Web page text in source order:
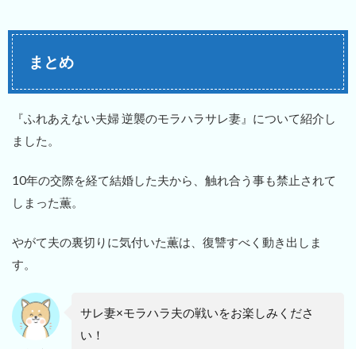
まとめ
『ふれあえない夫婦 逆襲のモラハラサレ妻』について紹介し
ました。
10年の交際を経て結婚した夫から、触れ合う事も禁止されて
しまった薫。
やがて夫の裏切りに気付いた薫は、復讐すべく動き出しま
す。
サレ妻×モラハラ夫の戦いをお楽しみくださ
い！